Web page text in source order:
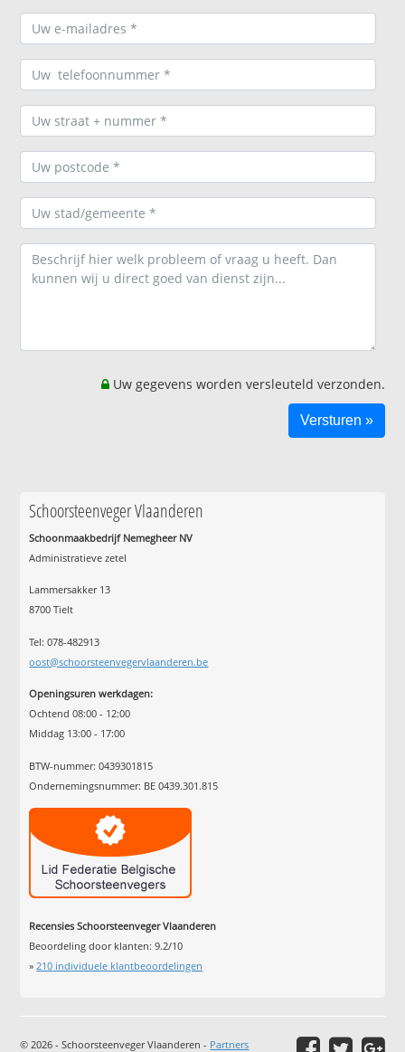
Uw gegevens worden versleuteld verzonden.
Schoorsteenveger Vlaanderen
Schoonmaakbedrijf Nemegheer NV
Administratieve zetel
Lammersakker 13
8700 Tielt
Tel: 078-482913
oost@schoorsteenvegervlaanderen.be
Openingsuren werkdagen:
Ochtend 08:00 - 12:00
Middag 13:00 - 17:00
BTW-nummer: 0439301815
Ondernemingsnummer: BE 0439.301.815
Recensies Schoorsteenveger Vlaanderen
Beoordeling door klanten:9.2/10
»210 individuele klantbeoordelingen
© 2026 - Schoorsteenveger Vlaanderen - Partners